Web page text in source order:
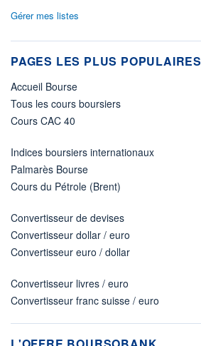
Gérer mes listes
PAGES LES PLUS POPULAIRES
Accueil Bourse
Tous les cours boursiers
Cours CAC 40
Indices boursiers internationaux
Palmarès Bourse
Cours du Pétrole (Brent)
Convertisseur de devises
Convertisseur dollar / euro
Convertisseur euro / dollar
Convertisseur livres / euro
Convertisseur franc suisse / euro